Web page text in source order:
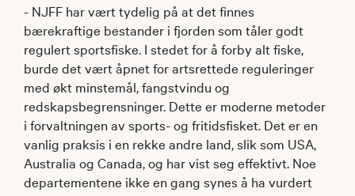
- NJFF har vært tydelig på at det finnes
bærekraftige bestander i fjorden som tåler godt
regulert sportsfiske. I stedet for å forby alt fiske,
burde det vært åpnet for artsrettede reguleringer
med økt minstemål, fangstvindu og
redskapsbegrensninger. Dette er moderne metoder
i forvaltningen av sports- og fritidsfisket. Det er en
vanlig praksis i en rekke andre land, slik som USA,
Australia og Canada, og har vist seg effektivt. Noe
departementene ikke en gang synes å ha vurdert